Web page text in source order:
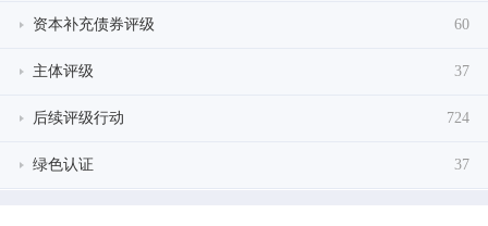
资本补充债券评级 60
主体评级 37
后续评级行动 724
绿色认证 37